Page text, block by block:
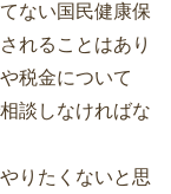
ない国民健康保
れることはあり
税金について
談しなければな
りたくないと思